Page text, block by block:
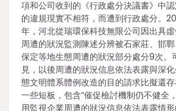
項和公司收到的《行政處分決議書》中
的違規現實不相符，而遭到行政處分。
年，河北從瑞環保科技無限公司因出具
周遭的狀況監測陳述分辨被石家莊、邯鄲
保定等地生態周遭的狀況部分處分9次。
見，以後周遭的狀況信息依法表露與深
態文明體系體例改造的目的請求比擬還
一些短板，包含“催促檢討機制仍不健全
用監視企業周遭的狀況信息依法表露情